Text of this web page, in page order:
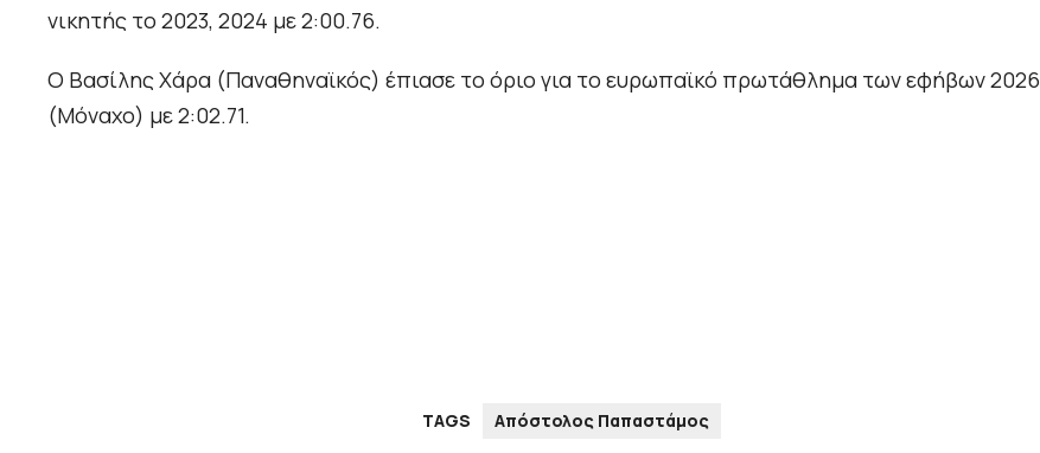
νικητής το 2023, 2024 με 2:00.76.
Ο Βασίλης Χάρα (Παναθηναϊκός) έπιασε το όριο για το ευρωπαϊκό πρωτάθλημα των εφήβων 2026
(Μόναχο) με 2:02.71.
TAGS Απόστολος Παπαστάμος